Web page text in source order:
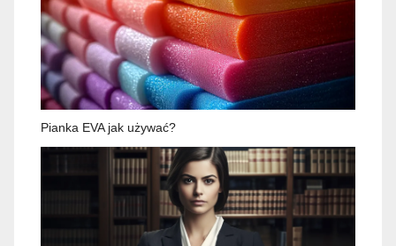
Pianka EVA jak używać?